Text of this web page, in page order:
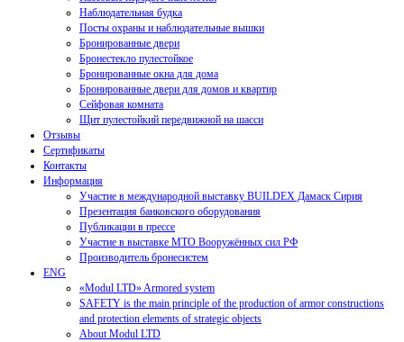
Наблюдательная будка
Посты охраны и наблюдательные вышки
Бронированные двери
Бронестекло пулестойкое
Бронированные окна для дома
Бронированные двери для домов и квартир
Сейфовая комната
Щит пулестойкий передвижной на шасси
Отзывы
Сертификаты
Контакты
Информация
Участие в международной выставку BUILDEX Дамаск Сирия
Презентация банковского оборудования
Публикации в прессе
Участие в выставке МТО Вооружённых сил РФ
Производитель бронесистем
ENG
«Modul LTD» Armored system
SAFETY is the main principle of the production of armor constructions
and protection elements of strategic objects
About Modul LTD